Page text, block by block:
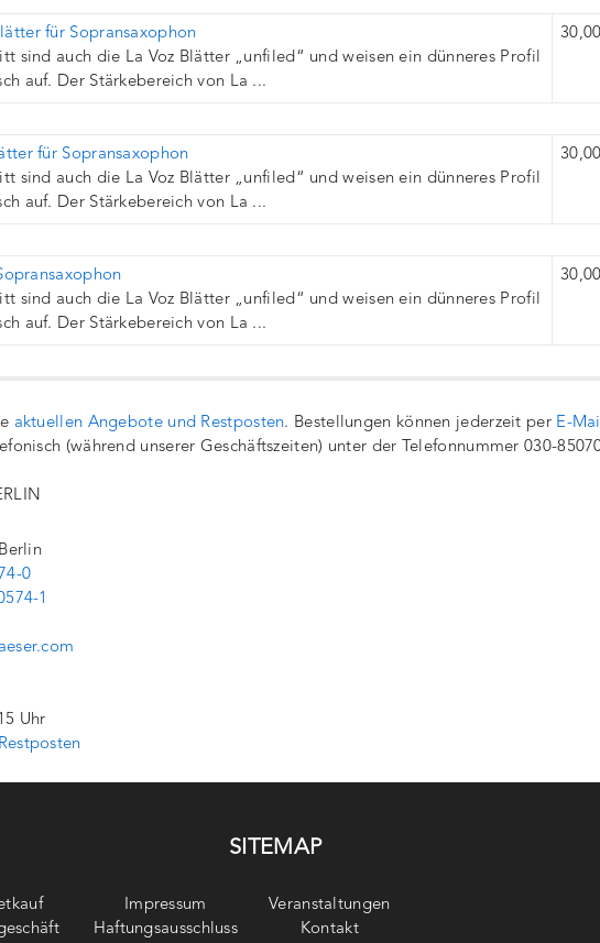
für Sopransaxophon
sind auch die La Voz Blätter „unfiled“ und weisen ein dünneres Profil
auf. Der Stärkebereich von La ...
für Sopransaxophon
sind auch die La Voz Blätter „unfiled“ und weisen ein dünneres Profil
auf. Der Stärkebereich von La ...
sind auch die La Voz Blätter „unfiled“ und weisen ein dünneres Profil
auf. Der Stärkebereich von La ...
aktuellen Angebote und Restposten. Bestellungen können jederzeit per E-
(während unserer Geschäftszeiten) unter der Telefonnummer 030-
0
1
Uhr
SITEMAP
Impressum
Haftungsausschluss
Veranstaltungen
Kontakt